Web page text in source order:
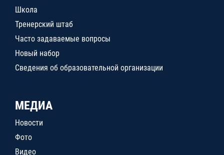
Школа
Тренерский штаб
Часто задаваемые вопросы
Новый набор
Сведения об образовательной организации
МЕДИА
Новости
Фото
Видео